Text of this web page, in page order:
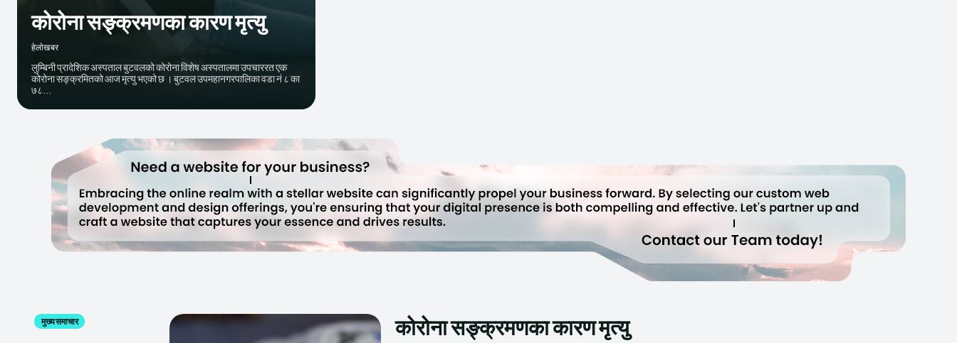
कोरोना सङ्क्रमणका कारण मृत्यु
हेलाेखबर
लुम्बिनी प्रादेशिक अस्पताल बुटवलको कोरोना विशेष अस्पतालमा उपचाररत एक
कोरोना सङ्क्रमितको आज मृत्यु भएको छ । बुटवल उपमहानगरपालिका वडा नं ८ का
७८...
मुख्य समाचार कोरोना सङ्क्रमणका कारण मृत्यु